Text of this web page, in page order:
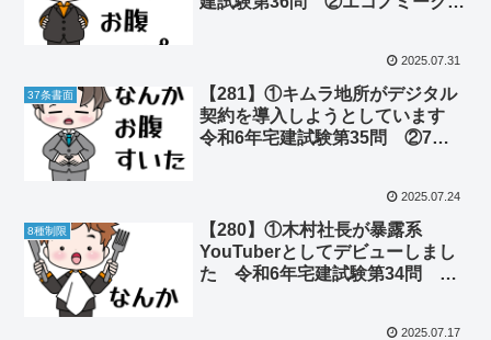
2025.07.31
37条書面
【281】①キムラ地所がデジタル
契約を導入しようとしています
令和6年宅建試験第35問 ②7月5
2025.07.24
8種制限
【280】①木村社長が暴露系
YouTuberとしてデビューしまし
た 令和6年宅建試験第34問 ②
2025.07.17